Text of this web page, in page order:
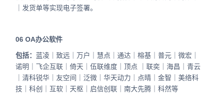
｜发货单等实现电子签署。
06 OA办公软件
包括： 蓝凌｜致远｜万户｜慧点｜通达｜榕基｜普元｜微宏｜
诺明｜飞企互联｜倚天｜伍联维度｜顶点 ｜联奕｜海昌｜青云
｜清科锐华｜友空间｜泛微｜华天动力｜点晴｜金智｜美络科
技｜科创｜互软｜天枢｜启信创联｜南大先腾｜科然等